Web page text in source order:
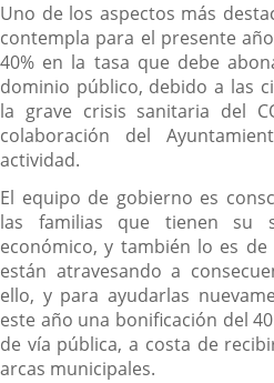
Uno de los aspectos más
contempla para el presente
40% en la tasa que debe
dominio público, debido a las
la grave crisis sanitaria del
colaboración del
actividad.
El equipo de gobierno es
las familias que tienen su
económico, y también lo es
están atravesando a
ello, y para ayudarlas
este año una bonificación del
de vía pública, a costa de
arcas municipales.